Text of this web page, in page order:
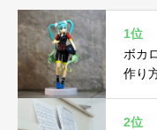
1位
ボカ
作り
2位